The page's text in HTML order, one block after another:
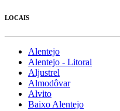
LOCAIS
Alentejo
Alentejo - Litoral
Aljustrel
Almodôvar
Alvito
Baixo Alentejo